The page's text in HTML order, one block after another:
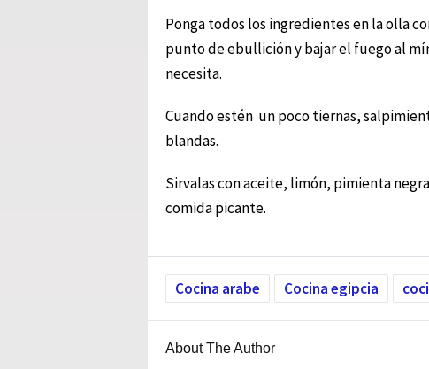
Ponga todos los ingredientes en la olla
punto de ebullición y bajar el fuego al
necesita.
Cuando estén un poco tiernas,
blandas.
Sirvalas con aceite, limón, pimienta
comida picante.
Cocina arabe Cocina egipcia
About The Author